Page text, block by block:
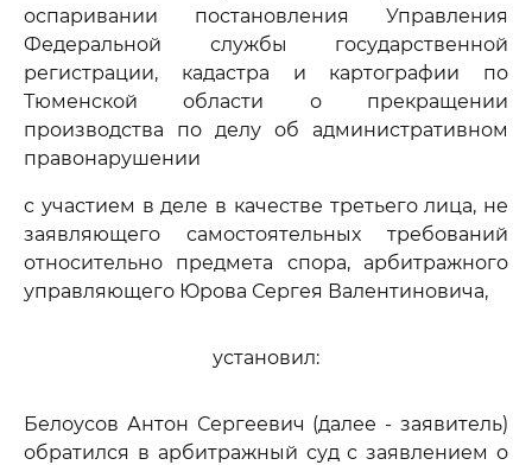
оспаривании постановления Управления
Федеральной службы государственной
регистрации, кадастра и картографии по
Тюменской области о прекращении
производства по делу об административном
правонарушении
с участием в деле в качестве третьего лица, не
заявляющего самостоятельных требований
относительно предмета спора, арбитражного
управляющего Юрова Сергея Валентиновича,
установил:
Белоусов Антон Сергеевич (далее - заявитель)
обратился в арбитражный суд с заявлением о